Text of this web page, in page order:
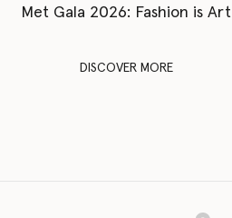
Met Gala 2026: Fashion is Art
DISCOVER MORE